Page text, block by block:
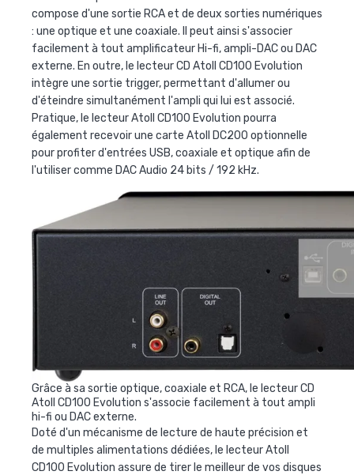
compose d'une sortie RCA et de deux sorties numériques
: une optique et une coaxiale. Il peut ainsi s'associer
facilement à tout amplificateur Hi-fi, ampli-DAC ou DAC
externe. En outre, le lecteur CD Atoll CD100 Evolution
intègre une sortie trigger, permettant d'allumer ou
d'éteindre simultanément l'ampli qui lui est associé.
Pratique, le lecteur Atoll CD100 Evolution pourra
également recevoir une carte Atoll DC200 optionnelle
pour profiter d'entrées USB, coaxiale et optique afin de
l'utiliser comme DAC Audio 24 bits / 192 kHz.
Grâce à sa sortie optique, coaxiale et RCA, le lecteur CD
Atoll CD100 Evolution s'associe facilement à tout ampli
hi-fi ou DAC externe.
Doté d'un mécanisme de lecture de haute précision et
de multiples alimentations dédiées, le lecteur Atoll
CD100 Evolution assure de tirer le meilleur de vos disques